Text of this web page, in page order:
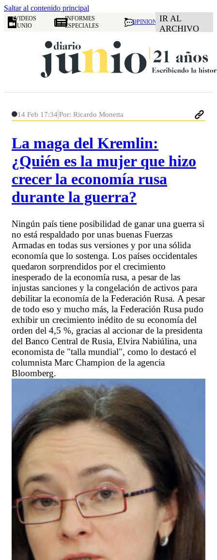
Saltar al contenido principal
VIDEOS
JUNIO
INFORMES
ESPECIALES
OPINION IR AL
ARCHIVO
14 Feb 17:34Por: Ricardo Monetta
La maga del Kremlin:
¿Quién es la mujer que hizo
crecer la economía rusa
durante la guerra?
Ningún país tiene posibilidad de ganar una guerra si
no está respaldado por unas buenas Fuerzas
Armadas en todas sus versiones y por una sólida
economía que lo sostenga. Los países occidentales
quedaron sorprendidos por el crecimiento
inesperado de la economía rusa, a pesar de las
injustas sanciones y la congelación de activos para
debilitar la economía de la Federación Rusa. A pesar
de todo eso y mucho más, la Federación Rusa pudo
exhibir un crecimiento inédito de su economía del
orden del 4,5 %, gracias al accionar de la presidenta
del Banco Central de Rusia, Elvira Nabiúlina, una
economista de "talla mundial", como lo destacó el
columnista Marc Champion de la agencia
Bloomberg.